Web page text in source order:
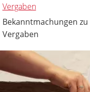
Vergaben
Bekanntmachungen
Vergaben